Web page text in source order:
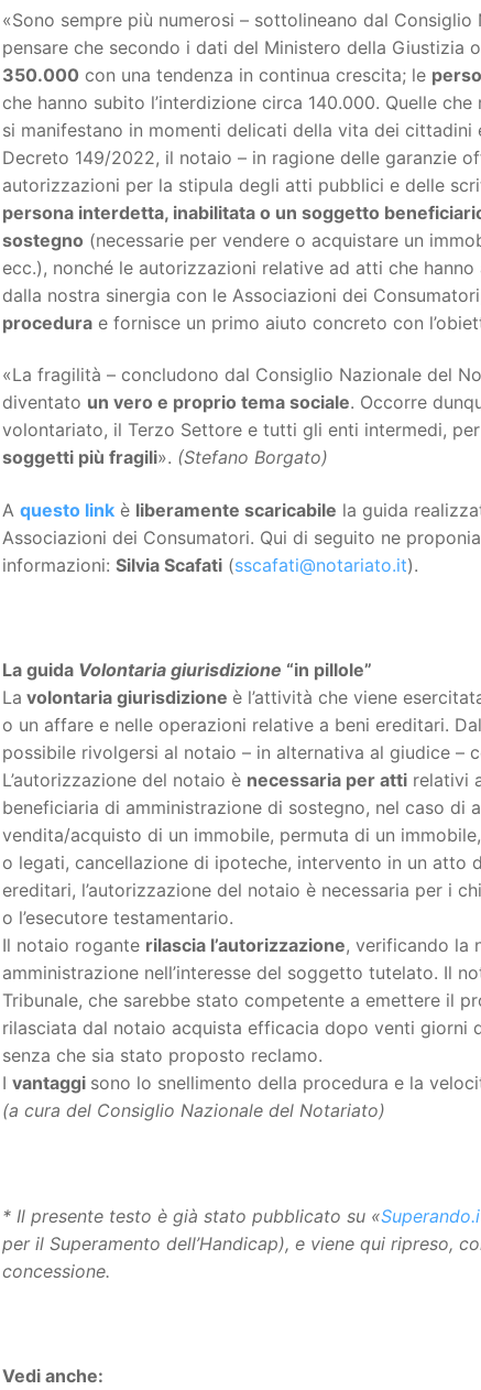
«Sono sempre più numerosi – sottolineano dal
pensare che secondo i dati del Ministero della Giustizia
350.000 con una tendenza in continua crescita; le
che hanno subito l’interdizione circa 140.000. Quelle
si manifestano in momenti delicati della vita dei
Decreto 149/2022, il notaio – in ragione delle garanzie
autorizzazioni per la stipula degli atti pubblici e delle
persona interdetta, inabilitata o un soggetto
sostegno (necessarie per vendere o acquistare un
ecc.), nonché le autorizzazioni relative ad atti che
dalla nostra sinergia con le Associazioni dei
procedura e fornisce un primo aiuto concreto con
«La fragilità – concludono dal Consiglio Nazionale del
diventato un vero e proprio tema sociale. Occorre
volontariato, il Terzo Settore e tutti gli enti intermedi,
soggetti più fragili». (Stefano Borgato)
A questo link è liberamente scaricabile la guida
Associazioni dei Consumatori. Qui di seguito ne
informazioni: Silvia Scafati (sscafati@notariato.it).
La guida Volontaria giurisdizione “in pillole”
La volontaria giurisdizione è l’attività che viene
o un affare e nelle operazioni relative a beni ereditari.
possibile rivolgersi al notaio – in alternativa al giudice –
L’autorizzazione del notaio è necessaria per atti relativi
beneficiaria di amministrazione di sostegno, nel caso di
vendita/acquisto di un immobile, permuta di un
o legati, cancellazione di ipoteche, intervento in un atto
ereditari, l’autorizzazione del notaio è necessaria per i
o l’esecutore testamentario.
Il notaio rogante rilascia l’autorizzazione, verificando la
amministrazione nell’interesse del soggetto tutelato. Il
Tribunale, che sarebbe stato competente a emettere il
rilasciata dal notaio acquista efficacia dopo venti giorni
senza che sia stato proposto reclamo.
I vantaggi sono lo snellimento della procedura e la
(a cura del Consiglio Nazionale del Notariato)
* Il presente testo è già stato pubblicato su «
per il Superamento dell’Handicap), e viene qui ripreso,
concessione.
Vedi anche: